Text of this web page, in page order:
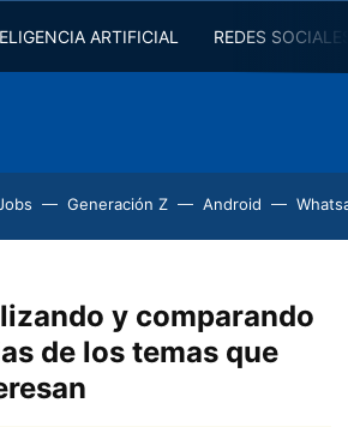
ARTIFICIAL REDES
Generación Z Android
y comparando
de los temas que